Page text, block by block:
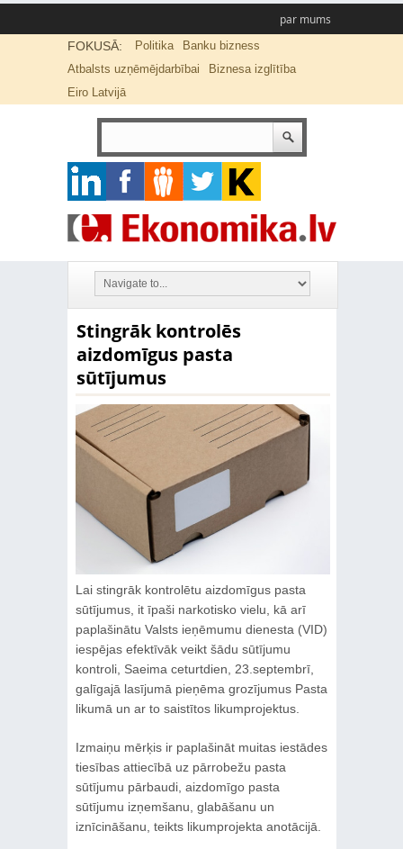
par mums
FOKUSĀ: Politika
Banku bizness
Atbalsts uzņēmējdarbībai
Biznesa izglītība
Eiro Latvijā
Stingrāk kontrolēs
aizdomīgus pasta
sūtījumus
Lai stingrāk kontrolētu aizdomīgus pasta
sūtījumus, it īpaši narkotisko vielu, kā arī
paplašinātu Valsts ieņēmumu dienesta (VID)
iespējas efektīvāk veikt šādu sūtījumu
kontroli, Saeima ceturtdien, 23.septembrī,
galīgajā lasījumā pieņēma grozījumus Pasta
likumā un ar to saistītos likumprojektus.
Izmaiņu mērķis ir paplašināt muitas iestādes
tiesības attiecībā uz pārrobežu pasta
sūtījumu pārbaudi, aizdomīgo pasta
sūtījumu izņemšanu, glabāšanu un
iznīcināšanu, teikts likumprojekta anotācijā.